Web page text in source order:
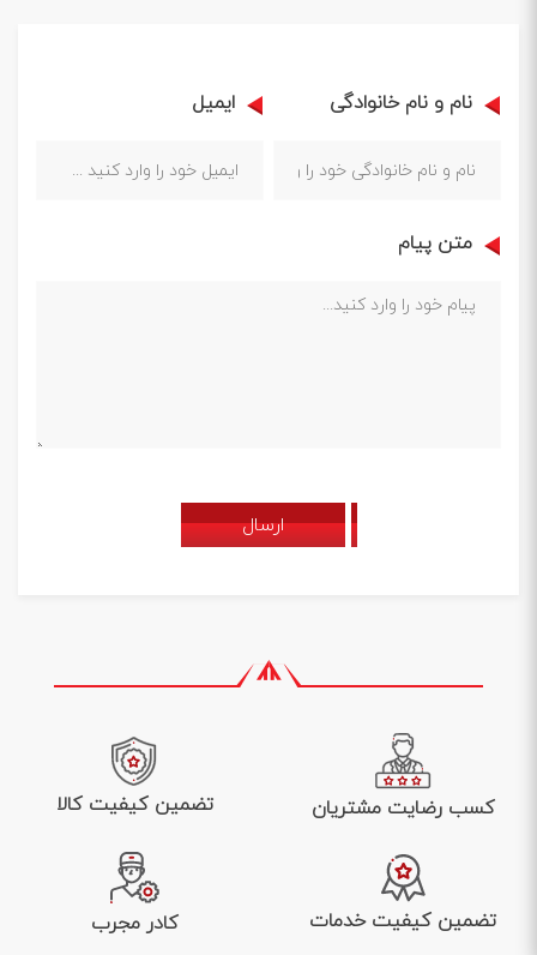
نام و نام خانوادگی ایمیل
متن پیام
ارسال
کسب رضایت مشتریان تضمین کیفیت کالا
تضمین کیفیت خدمات کادر مجرب